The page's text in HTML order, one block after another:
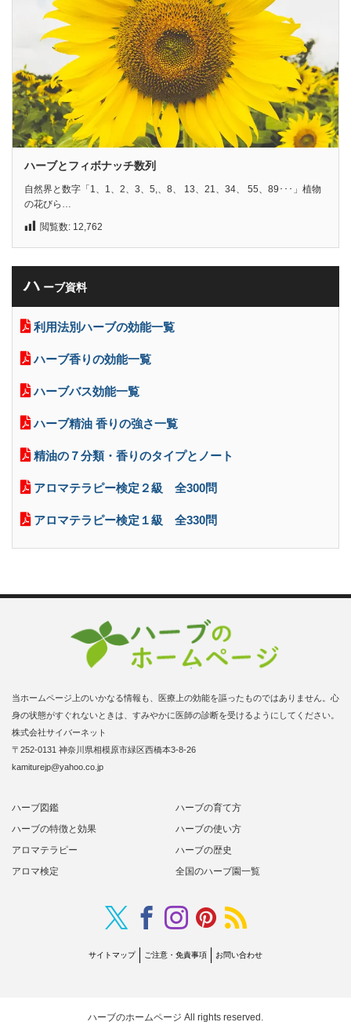
ハーブとフィボナッチ数列
自然界と数字「1、1、2、3、5,、8、 13、21、34、 55、89･･･」植物
の花びら…
閲覧数: 12,762
ハ ーブ資料
利用法別ハーブの効能一覧
ハーブ香りの効能一覧
ハーブバス効能一覧
ハーブ精油 香りの強さ一覧
精油の７分類・香りのタイプとノート
アロマテラピー検定２級 全300問
アロマテラピー検定１級 全330問
当ホームページ上のいかなる情報も、医療上の効能を謳ったものではありません。心
身の状態がすぐれないときは、すみやかに医師の診断を受けるようにしてください。
株式会社サイバーネット
〒252-0131 神奈川県相模原市緑区西橋本3-8-26
kamiturejp@yahoo.co.jp
ハーブ図鑑
ハーブの育て方
ハーブの特徴と効果
ハーブの使い方
アロマテラピー
ハーブの歴史
アロマ検定
全国のハーブ園一覧
TwitterFacebookInstagramPinterest
RSS
サイトマップ ご注意・免責事項 お問い合わせ
ハーブのホームページ All rights reserved.